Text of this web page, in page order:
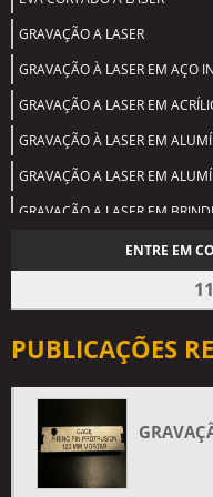
GRAVAÇÃO A LASER
GRAVAÇÃO À LASER EM AÇO
GRAVAÇÃO A LASER EM
GRAVAÇÃO À LASER EM
GRAVAÇÃO A LASER EM
GRAVAÇÃO A LASER EM
GRAVAÇÃO A LASER EM
GRAVAÇÃO A LASER EM
GRAVAÇÃO A LASER EM
GRAVAÇÃO A LASER EM
GRAVAÇÃO A LASER EM
GRAVAÇÃO A LASER EM MDF
ENTRE EM
PUBLICAÇÕES